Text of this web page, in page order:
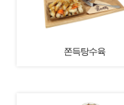
쫀득탕수육